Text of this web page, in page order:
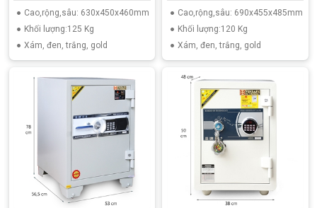
Cao,rộng,sâu: 630x450x460mm
Khối lượng:125 Kg
Xám, đen, trắng, gold
Cao,rộng,sâu: 690x455x485mm
Khối lượng:120 Kg
Xám, đen, trắng, gold